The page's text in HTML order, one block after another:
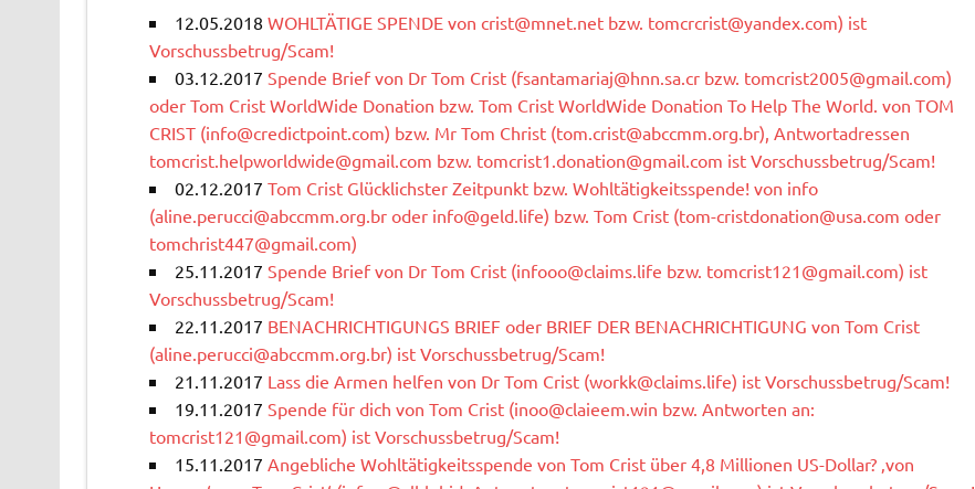
12.05.2018 WOHLTÄTIGE SPENDE von crist@mnet.netbzw. tomcrcrist@yandex.com) ist
Vorschussbetrug/Scam!
03.12.2017 Spende Brief von Dr Tom Crist (fsantamariaj@hnn.sa.crbzw. tomcrist2005@gmail.com)
oder Tom Crist WorldWide Donation bzw. Tom Crist WorldWide Donation To Help The World. von TOM
CRIST (info@credictpoint.com) bzw. Mr Tom Christ (tom.crist@abccmm.org.br), Antwortadressen
tomcrist.helpworldwide@gmail.com bzw. tomcrist1.donation@gmail.com ist Vorschussbetrug/Scam!
02.12.2017 Tom Crist Glücklichster Zeitpunkt bzw. Wohltätigkeitsspende! von info
(aline.perucci@abccmm.org.broder info@geld.life) bzw. Tom Crist (tom-cristdonation@usa.com oder
tomchrist447@gmail.com)
25.11.2017 Spende Brief von Dr Tom Crist (infooo@claims.life bzw. tomcrist121@gmail.com) ist
Vorschussbetrug/Scam!
22.11.2017 BENACHRICHTIGUNGS BRIEF oder BRIEF DER BENACHRICHTIGUNG von Tom Crist
(aline.perucci@abccmm.org.br) ist Vorschussbetrug/Scam!
21.11.2017 Lass die Armen helfen von Dr Tom Crist (workk@claims.life) ist Vorschussbetrug/Scam!
19.11.2017 Spende für dich von Tom Crist (inoo@claieem.win bzw. Antworten an:
tomcrist121@gmail.com) ist Vorschussbetrug/Scam!
15.11.2017 Angebliche Wohltätigkeitsspende von Tom Crist über 4,8 Millionen US-Dollar? ‚von